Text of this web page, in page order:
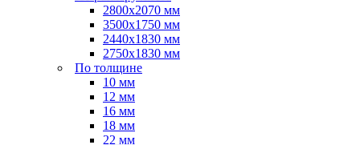
2800х2070 мм
3500х1750 мм
2440х1830 мм
2750х1830 мм
По толщине
10 мм
12 мм
16 мм
18 мм
22 мм